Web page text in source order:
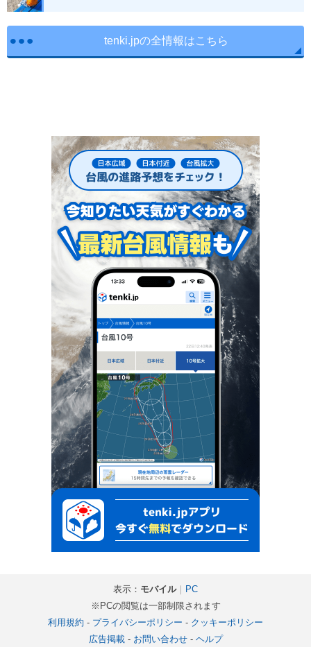
tenki.jpの全情報はこちら
表示： モバイル｜ PC
※PCの閲覧は一部制限されます
利用規約 - プライバシーポリシー - クッキーポリシー
広告掲載- お問い合わせ- ヘルプ